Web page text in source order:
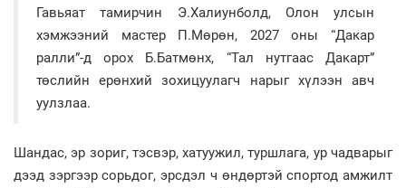
Гавьяат тамирчин Э.Халиунболд, Олон улсын
хэмжээний мастер П.Мөрөн, 2027 оны “Дакар
ралли”-д орох Б.Батмөнх, “Тал нутгаас Дакарт”
төслийн ерөнхий зохицуулагч нарыг хүлээн авч
уулзлаа.
Шандас, эр зориг, тэсвэр, хатуужил, туршлага, ур чадварыг
дээд зэргээр сорьдог, эрсдэл ч өндөртэй спортод амжилт